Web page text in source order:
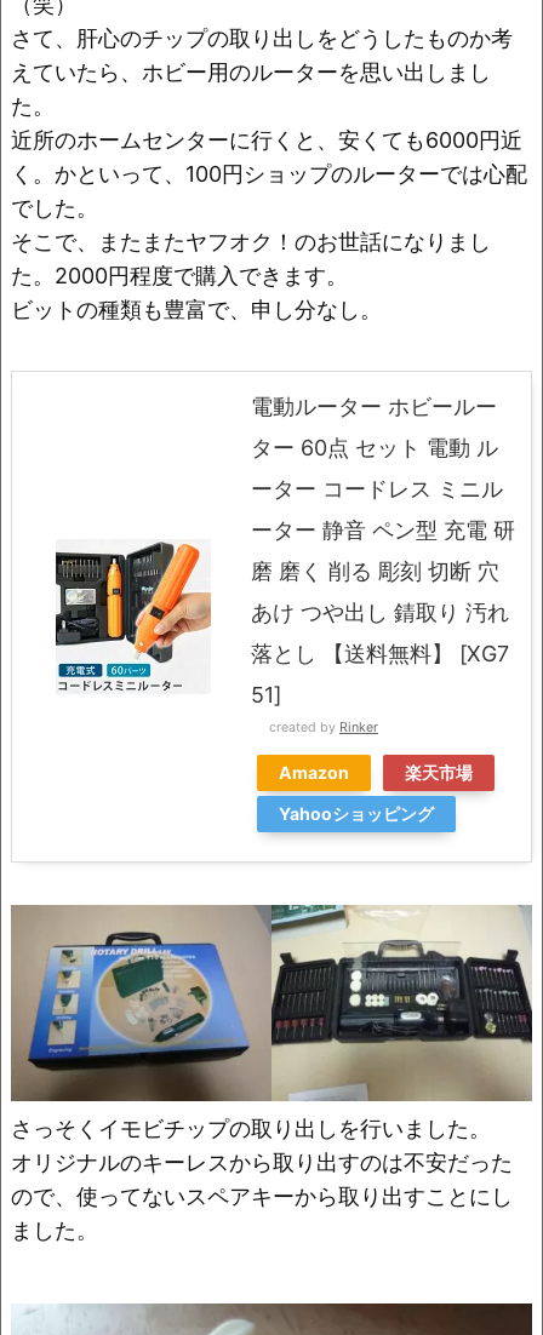
さて、肝心のチップの取り出しをどうしたものか考
えていたら、ホビー用のルーターを思い出しまし
た。
近所のホームセンターに行くと、安くても6000円近
く。かといって、100円ショップのルーターでは心配
でした。
そこで、またまたヤフオク！のお世話になりまし
た。2000円程度で購入できます。
ビットの種類も豊富で、申し分なし。
電動ルーター ホビールー
ター 60点 セット 電動 ル
ーター コードレス ミニル
ーター 静音 ペン型 充電 研
磨 磨く 削る 彫刻 切断 穴
あけ つや出し 錆取り 汚れ
落とし 【送料無料】 [XG7
51]
created by Rinker
Amazon
楽天市場
Yahooショッピング
さっそくイモビチップの取り出しを行いました。
オリジナルのキーレスから取り出すのは不安だった
ので、使ってないスペアキーから取り出すことにし
ました。